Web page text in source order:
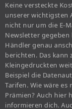
Keine versteckte
unserer wichtigsten
nicht nur um die E-
Newsletter gegeben
Händler genau
berichten. Das kann
Kleingedruckten
Beispiel die
Tarifen. Wie wäre
Prämien? Auch hier
informieren dich.